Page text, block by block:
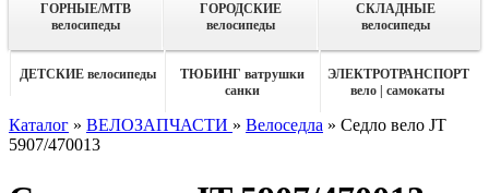
ГОРНЫЕ/MTB
велосипеды
ГОРОДСКИЕ
велосипеды
СКЛАДНЫЕ
велосипеды
ДЕТСКИЕ велосипеды
ТЮБИНГ ватрушки
санки
ЭЛЕКТРОТРАНСПОРТ
вело | самокаты
Каталог » ВЕЛОЗАПЧАСТИ » Велоседла » Седло вело JT
5907/470013